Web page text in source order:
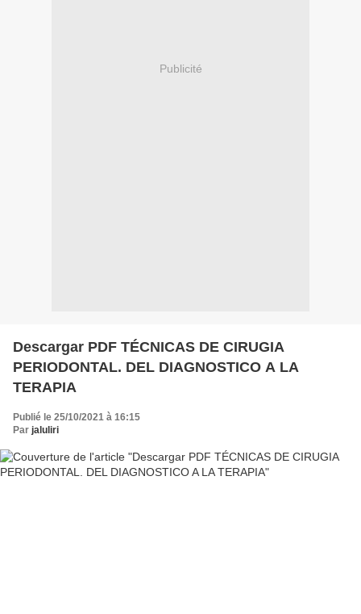
Publicité
Descargar PDF TÉCNICAS DE CIRUGIA
PERIODONTAL. DEL DIAGNOSTICO A LA
TERAPIA
Publié le 25/10/2021 à 16:15
Par jaluliri